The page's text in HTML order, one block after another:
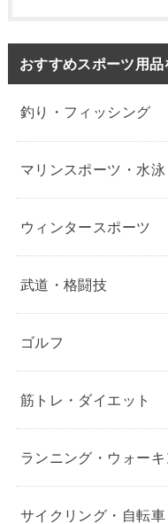
おすすめスポーツ用品
釣り・フィッシング
マリンスポーツ・水泳
ウィンタースポーツ
武道・格闘技
ゴルフ
筋トレ・ダイエット
ランニング・ウォーキ
サイクリング・自転車